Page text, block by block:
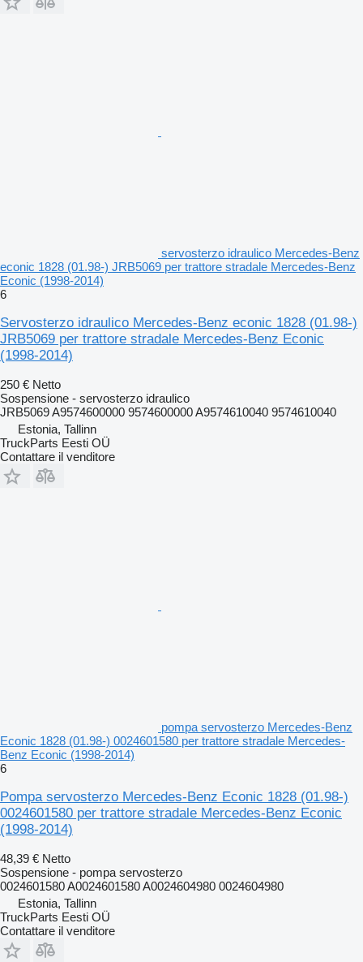
servosterzo idraulico Mercedes-Benz
econic 1828 (01.98-) JRB5069 per trattore stradale Mercedes-Benz
Econic (1998-2014)
6
Servosterzo idraulico Mercedes-Benz econic 1828 (01.98-)
JRB5069 per trattore stradale Mercedes-Benz Econic
(1998-2014)
250 € Netto
Sospensione - servosterzo idraulico
JRB5069 A9574600000 9574600000 A9574610040 9574610040
Estonia, Tallinn
TruckParts Eesti OÜ
Contattare il venditore
pompa servosterzo Mercedes-Benz
Econic 1828 (01.98-) 0024601580 per trattore stradale Mercedes-
Benz Econic (1998-2014)
6
Pompa servosterzo Mercedes-Benz Econic 1828 (01.98-)
0024601580 per trattore stradale Mercedes-Benz Econic
(1998-2014)
48,39 € Netto
Sospensione - pompa servosterzo
0024601580 A0024601580 A0024604980 0024604980
Estonia, Tallinn
TruckParts Eesti OÜ
Contattare il venditore